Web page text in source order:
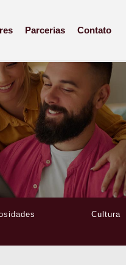
Parcerias Contato
Cultura